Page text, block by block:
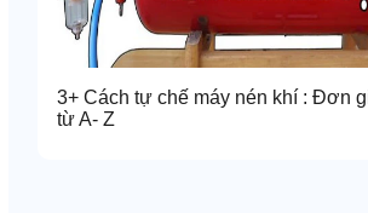
3+ Cách tự chế máy nén khí : Đơn
từ A- Z